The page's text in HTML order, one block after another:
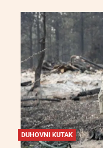
DUHOVNI KUTAK